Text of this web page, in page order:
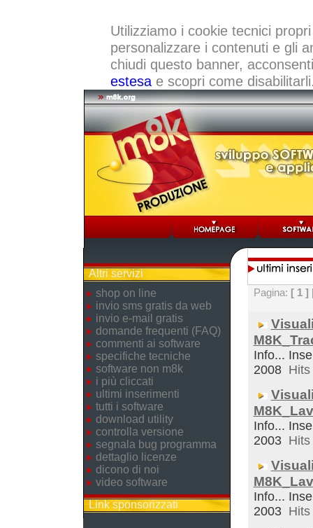
Utilizziamo i cookie tecnici
personalizzare i contenuti e gli
chiudi questo banner,
estesae scopri come
Altri servizi
shop on line
invio sms gratis da web
invio e-mail gratis
domande frequenti (FAQ)
commenti ai software
specifiche tecniche
software non m8k
i più cliccati
ultimi inserimenti
tutti i software
download utility
controlla versione
segnala bug programma
dettaglio licenze
dicono di noi
video software
Link sponsorizzati
Pagina: [ 1 ]
Info...
2008
Info...
2003
Info...
2003